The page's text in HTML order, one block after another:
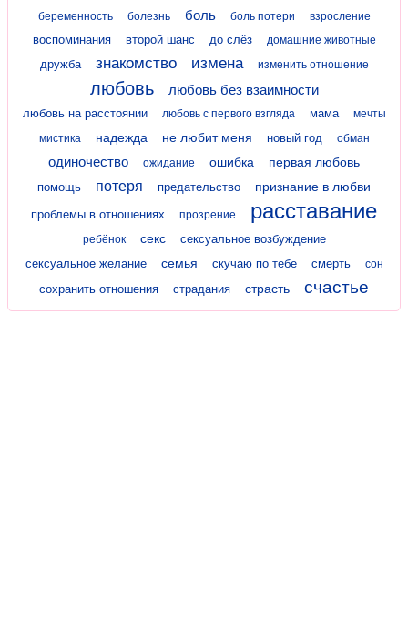
беременность
болезнь боль боль потери взросление
воспоминания второй шанс до слёз домашние животные
дружба знакомство измена изменить отношение
любовь любовь без взаимности
любовь на расстоянии любовь с первого взгляда мама
мечты
мистика
надежда не любит меня новый год обман
одиночество ожидание ошибка первая любовь
помощь потеря предательство признание в любви
проблемы в отношениях прозрение расставание
ребёнок секс
сексуальное возбуждение
сексуальное желание
семья скучаю по тебе смерть сон
сохранить отношения страдания страсть счастье